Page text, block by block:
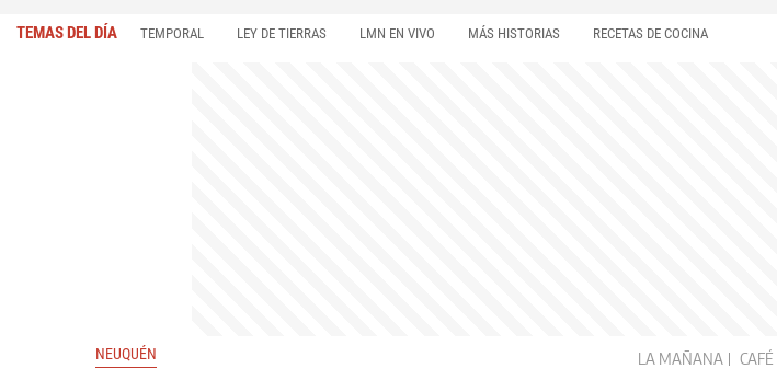
TEMAS DEL DÍA TEMPORAL LEY DE TIERRAS LMN EN VIVO MÁS HISTORIAS RECETAS DE COCINA
NEUQUÉN LA MAÑANA CAFÉ